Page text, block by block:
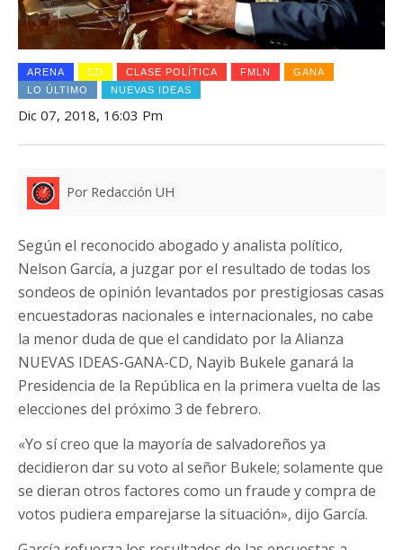
ARENA CD CLASE POLÍTICA FMLN
GANA
LO ÚLTIMO
NUEVAS IDEAS
Dic 07, 2018, 16:03 Pm
Por Redacción UH
Según el reconocido abogado y analista político,
Nelson García, a juzgar por el resultado de todas los
sondeos de opinión levantados por prestigiosas casas
encuestadoras nacionales e internacionales, no cabe
la menor duda de que el candidato por la Alianza
NUEVAS IDEAS-GANA-CD, Nayib Bukele ganará la
Presidencia de la República en la primera vuelta de las
elecciones del próximo 3 de febrero.
«Yo sí creo que la mayoría de salvadoreños ya
decidieron dar su voto al señor Bukele; solamente que
se dieran otros factores como un fraude y compra de
votos pudiera emparejarse la situación», dijo García.